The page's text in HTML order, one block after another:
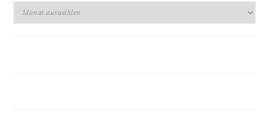
Archiv